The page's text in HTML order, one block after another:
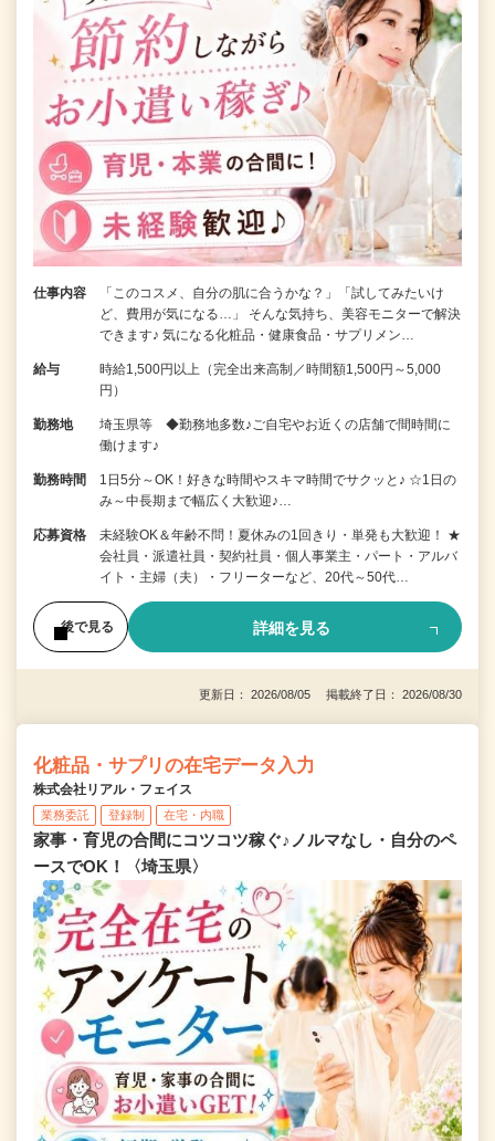
仕事内容
「このコスメ、自分の肌に合うかな？」「試してみたいけ
ど、費用が気になる…」 そんな気持ち、美容モニターで解決
できます♪ 気になる化粧品・健康食品・サプリメン…
給与
時給1,500円以上（完全出来高制／時間額1,500円～5,000
円）
勤務地
埼玉県等 ◆勤務地多数♪ご自宅やお近くの店舗で間時間に
働けます♪
勤務時間
1日5分～OK！好きな時間やスキマ時間でサクッと♪ ☆1日の
み～中長期まで幅広く大歓迎♪…
応募資格
未経験OK＆年齢不問！夏休みの1回きり・単発も大歓迎！ ★
会社員・派遣社員・契約社員・個人事業主・パート・アルバ
イト・主婦（夫）・フリーターなど、20代～50代…
後で見る 詳細を見る
更新日： 2026/08/05 掲載終了日： 2026/08/30
化粧品・サプリの在宅データ入力
株式会社リアル・フェイス
業務委託 登録制 在宅・内職
家事・育児の合間にコツコツ稼ぐ♪ノルマなし・自分のペ
ースでOK！〈埼玉県〉